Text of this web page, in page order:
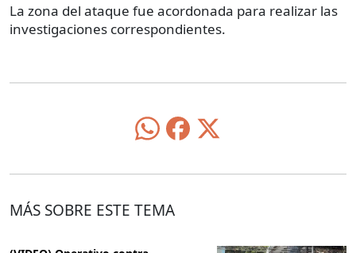
La zona del ataque fue acordonada para realizar las
investigaciones correspondientes.
MÁS SOBRE ESTE TEMA